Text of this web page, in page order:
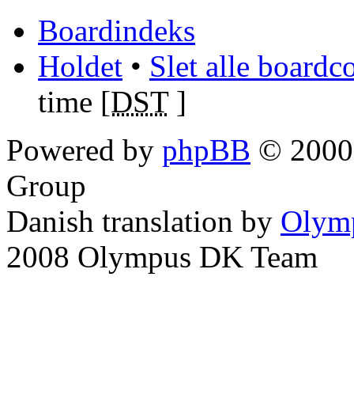
Boardindeks
Holdet • Slet alle
time [DST]
Powered by phpBB ©
Group
Danish translation by
2008 Olympus DK Team